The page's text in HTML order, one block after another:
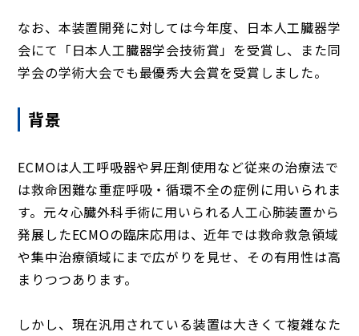
なお、本装置開発に対しては今年度、日本人工臓器学
会にて「日本人工臓器学会技術賞」を受賞し、また同
学会の学術大会でも最優秀大会賞を受賞しました。
背景
ECMOは人工呼吸器や昇圧剤使用など従来の治療法で
は救命困難な重症呼吸・循環不全の症例に用いられま
す。元々心臓外科手術に用いられる人工心肺装置から
発展したECMOの臨床応用は、近年では救命救急領域
や集中治療領域にまで広がりを見せ、その有用性は高
まりつつあります。
しかし、現在汎用されている装置は大きくて複雑なた